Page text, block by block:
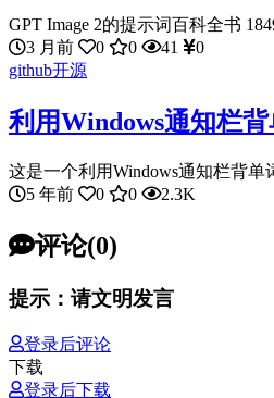
GPT Image 2的提示词百科全书
3 月前
0 0 41
0
github开源
利用Windows通知栏
这是一个利用Windows通知栏背
5 年前
0 0 2.3K
评论(0)
提示：请文明发言
登录后评论
下载
登录后下载